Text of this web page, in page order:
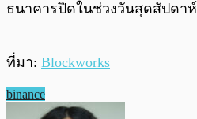
ธนาคารปิดในช่วงวันสุดสัปดาห์
ที่มา: Blockworks
binance